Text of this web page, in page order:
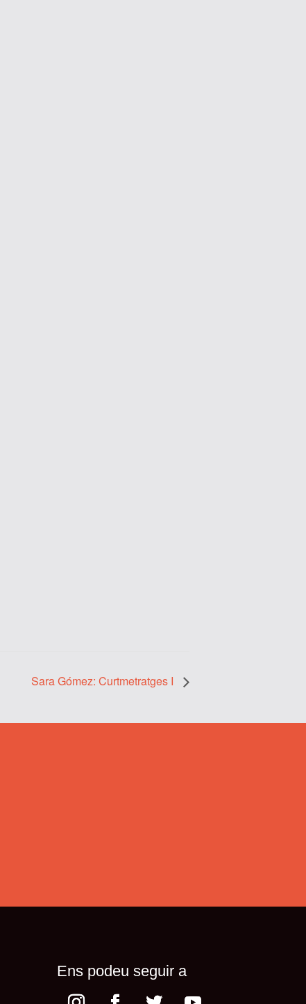
Sara Gómez: Curtmetratges I
Ens podeu seguir a